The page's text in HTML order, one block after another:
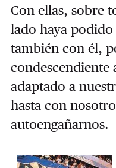
Con ellas, sobre
lado haya
también con él,
condescendiente
adaptado a
hasta con
autoengañarnos.